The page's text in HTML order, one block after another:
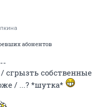
абонентов
--
сгрызть собственные
/ ...? *шутка*